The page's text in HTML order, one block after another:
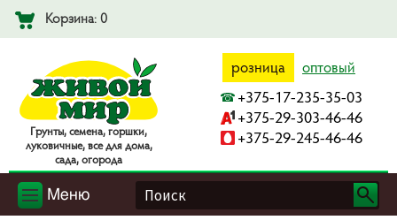
Корзина: 0
Гpyнты, ceмeнa, гopшки,
лyкoвичныe, вce для дoмa,
caдa, oгopoдa
розница оптовый
+375-17-235-35-03
+375-29-303-46-46
+375-29-245-46-46
Меню